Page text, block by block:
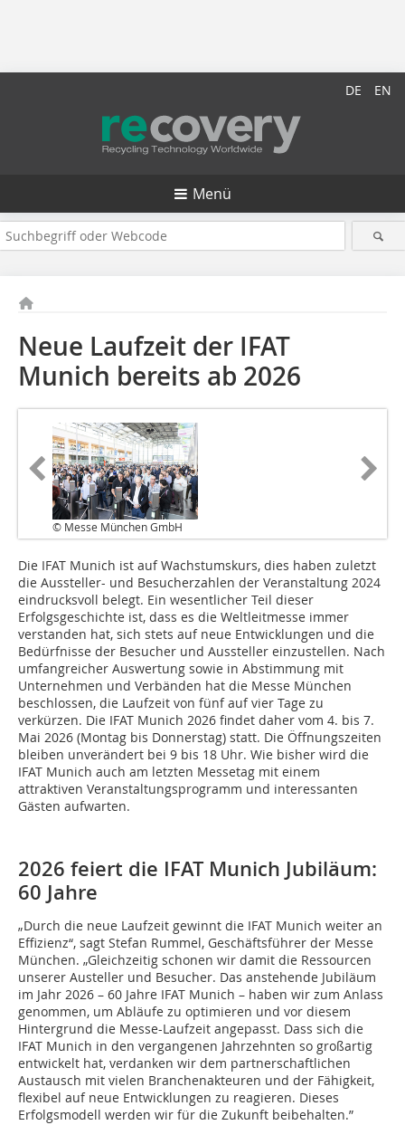
DE EN
Menü
Neue Laufzeit der IFAT
Munich bereits ab 2026
© Messe München GmbH
Die IFAT Munich ist auf Wachstumskurs, dies haben zuletzt
die Aussteller- und Besucherzahlen der Veranstaltung 2024
eindrucksvoll belegt. Ein wesentlicher Teil dieser
Erfolgsgeschichte ist, dass es die Weltleitmesse immer
verstanden hat, sich stets auf neue Entwicklungen und die
Bedürfnisse der Besucher und Aussteller einzustellen. Nach
umfangreicher Auswertung sowie in Abstimmung mit
Unternehmen und Verbänden hat die Messe München
beschlossen, die Laufzeit von fünf auf vier Tage zu
verkürzen. Die IFAT Munich 2026 findet daher vom 4. bis 7.
Mai 2026 (Montag bis Donnerstag) statt. Die Öffnungszeiten
bleiben unverändert bei 9 bis 18 Uhr. Wie bisher wird die
IFAT Munich auch am letzten Messetag mit einem
attraktiven Veranstaltungsprogramm und interessanten
Gästen aufwarten.
2026 feiert die IFAT Munich Jubiläum:
60 Jahre
„Durch die neue Laufzeit gewinnt die IFAT Munich weiter an
Effizienz“, sagt Stefan Rummel, Geschäftsführer der Messe
München. „Gleichzeitig schonen wir damit die Ressourcen
unserer Austeller und Besucher. Das anstehende Jubiläum
im Jahr 2026 – 60 Jahre IFAT Munich – haben wir zum Anlass
genommen, um Abläufe zu optimieren und vor diesem
Hintergrund die Messe-Laufzeit angepasst. Dass sich die
IFAT Munich in den vergangenen Jahrzehnten so großartig
entwickelt hat, verdanken wir dem partnerschaftlichen
Austausch mit vielen Branchenakteuren und der Fähigkeit,
flexibel auf neue Entwicklungen zu reagieren. Dieses
Erfolgsmodell werden wir für die Zukunft beibehalten.”